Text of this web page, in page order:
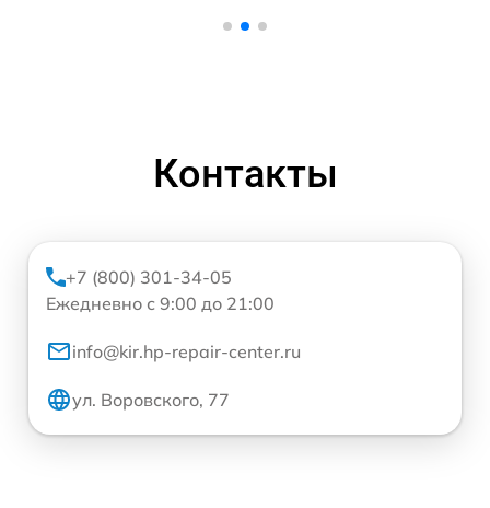
Контакты
+7 (800) 301-34-05
Ежедневно с 9:00 до 21:00
info@kir.hp-repair-center.ru
ул. Воровского, 77